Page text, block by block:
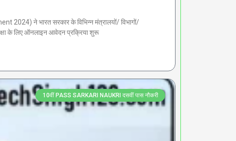
ने भारत सरकार के विभिन्न मंत्रालयों/ विभागों/
के लिए ऑनलाइन आवेदन प्रक्रिया शुरू
10वीं PASS SARKARI NAUKRI दसवीं पास नौकरी